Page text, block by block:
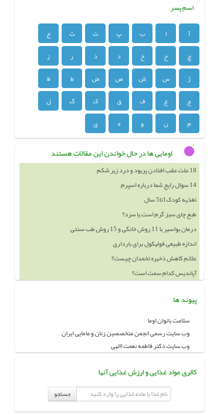
اسم پسر
آ ا ب پ ت ث
ج
چ
ح خ د ذ ر
ز
ژ
س ش ص ض ط
ظ
ع
غ ف ق ک گ
ل
م
ن و ه ی
اومایی ها در حال خواندن این مقالات هستند
14 سوال رایج شما درباره اسپرم
تغذیه کودک1تا5 سال
طبع چای سبز گرم است یا سرد؟
درمان بواسیر با 11 روش خانگی و 15 روش طب سنتی
اندازه طبیعی فولیکول برای بارداری
علائم کاهش ذخیره تخمدان چیست؟
آپاندیس کدام سمت است؟
خوردن چه چيزهايي باعث بزرگ شدن سينه ميشود
پیوند ها
سلامت بانوان اوما
وب سایت رسمی انجمن متخصصین زنان و مامایی ایران
وب سایت دکتر فاطمه نعمت االهی
کالری مواد غذایی و ارزش غذایی آنها
جستجو